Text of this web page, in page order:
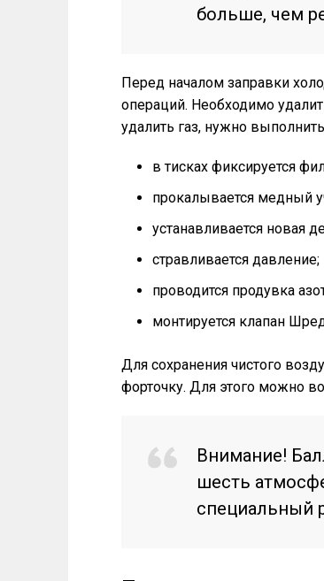
больше, чем
Перед началом заправки
операций. Необходимо
удалить газ, нужно
в тисках фиксируется
прокалывается медный
устанавливается новая
стравливается давление;
проводится продувка
монтируется клапан
Для сохранения чистого
форточку. Для этого можно
Внимание!
шесть
специальный